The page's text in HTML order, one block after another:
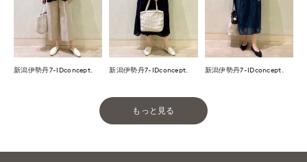
新潟伊勢丹7-IDconcept. 新潟伊勢丹7-IDconcept. 新潟伊勢丹7-IDconcept.
もっと見る